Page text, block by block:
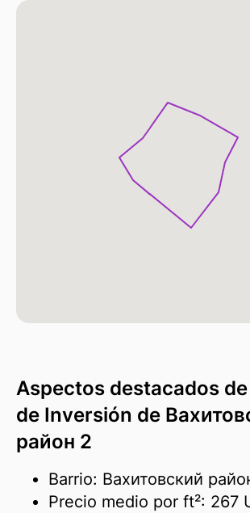
Aspectos destacados
de Inversión de
район 2
Barrio: Вахитовский
Precio medio por ft²: 267